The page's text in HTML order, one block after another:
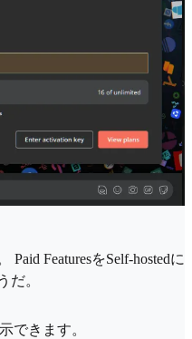
FeaturesをSelf-hostedに
だ。
できます。